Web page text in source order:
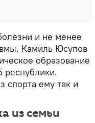
и не менее
Камиль Юсупов
образование
республики.
спорта ему так и
из семьи